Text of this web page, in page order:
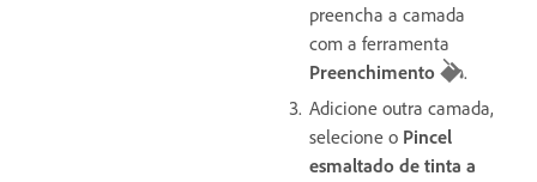
preencha a camada
com a ferramenta
Preenchimento
.
Adicione outra camada,
selecione o Pincel
esmaltado de tinta a